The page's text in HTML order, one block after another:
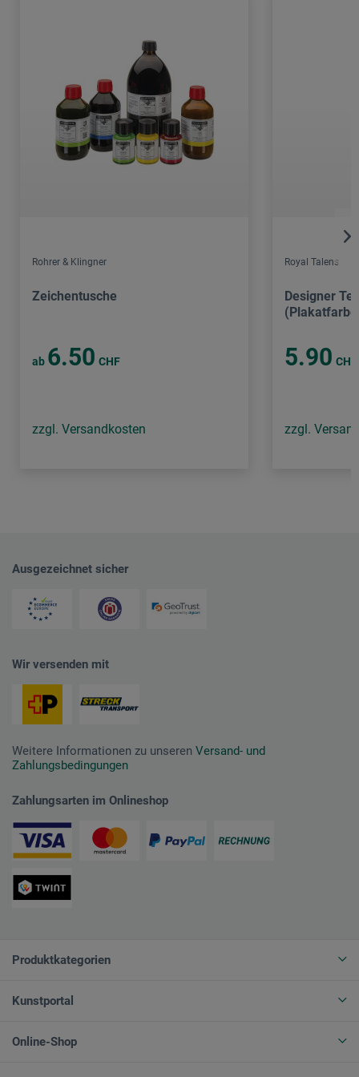
Rohrer & Klingner
Zeichentusche
ab 6.50 CHF
zzgl. Versandkosten
Royal Talens
Designer
5.90 CHF
zzgl.
Ausgezeichnet sicher
Wir versenden mit
Weitere Informationen zu unseren Versand- und
Zahlungsbedingungen
Zahlungsarten im Onlineshop
Produktkategorien
Kunstportal
Online-Shop